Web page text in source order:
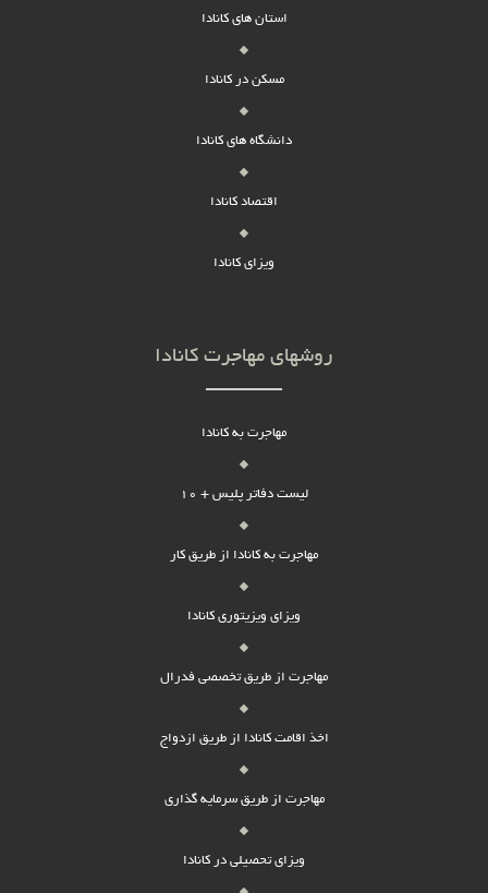
استان های کانادا
مسکن در کانادا
دانشگاه های کانادا
اقتصاد کانادا
ویزای کانادا
روشهای مهاجرت کانادا
مهاجرت به کانادا
لیست دفاتر پلیس + 10
مهاجرت به کانادا از طریق کار
ویزای ویزیتوری کانادا
مهاجرت از طریق تخصصی فدرال
اخذ اقامت کانادا از طریق ازدواج
مهاجرت از طریق سرمایه گذاری
ویزای تحصیلی در کانادا